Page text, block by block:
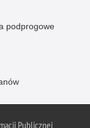
podprogowe
Publicznej